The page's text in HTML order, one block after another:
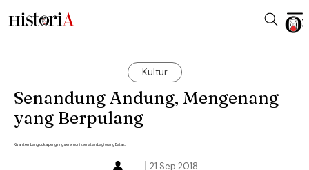
Kultur
Senandung Andung, Mengenang
yang Berpulang
Kisah tembang duka pengiring seremoni kematian bagi orang Batak.
21 Sep 2018
...